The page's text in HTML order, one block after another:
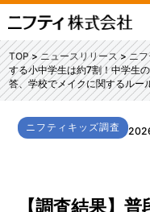
TOP ニュースリリース ニ
する小中学生は約7割！中学生
答、学校でメイクに関するルー
ニフティキッズ調査
【調査結果】